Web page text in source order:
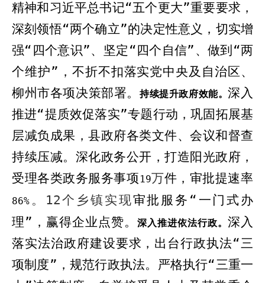
精神和习近平总书记“五个更大”重要要求，
深刻领悟“两个确立”的决定性意义，切实增
强“四个意识”、坚定“四个自信”、做到“两
个维护”，不折不扣落实党中央及自治区、
柳州市各项决策部署。
持续提升政府效能。深入
推进“提质效促落实”专题行动，巩固拓展基
层减负成果，县政府各类文件、会议和督查
持续压减。深化政务公开，打造阳光政府 ，
受理各类政务服务事项 19万件，审批提速率
86% 。 12个乡镇实现审批服务 “一门式办
理” ， 赢得企业点赞。 深入推进依法行政。 深入
落实法治政府建设要求， 出台行政执法“三
项制度”，规范行政执法。严格执行“三重一